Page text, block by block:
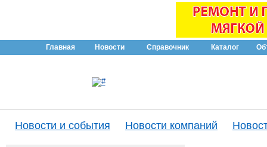
Главная Новости Справочник Каталог
Новости и события Новости компаний